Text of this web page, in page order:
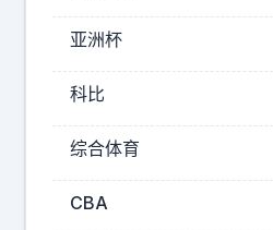
高
年
怎
学
亚洲杯
科比
综合体育
CBA